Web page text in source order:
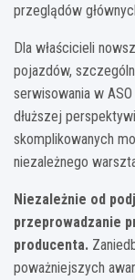
przeglądów
Dla właścicieli
pojazdów,
serwisowania w
dłuższej
skomplikowanych
niezależnego
Niezależnie od
przeprowadzanie
producenta.
poważniejszych